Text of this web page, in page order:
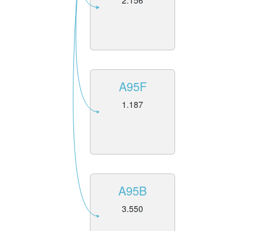
A95F
1.187
A95B
3.550